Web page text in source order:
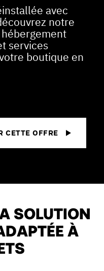
avec
notre
services
boutique en
CETTE OFFRE
SOLUTION
À